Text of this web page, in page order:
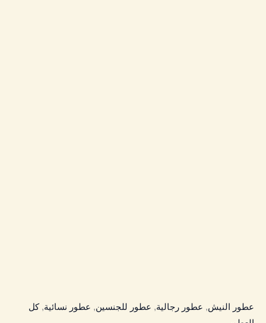
عطور النيش, عطور رجالية, عطور للجنسين, عطور نسائية,كل